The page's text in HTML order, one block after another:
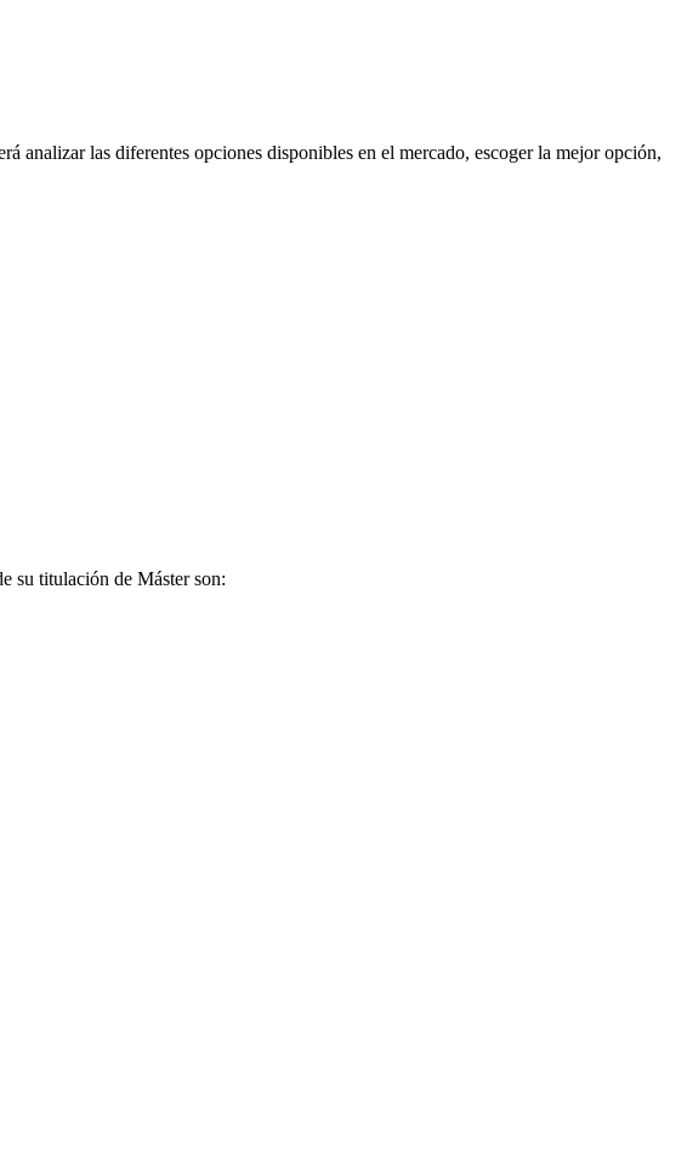
analizar las diferentes opciones disponibles en el mercado, escoger la mejor opción,
su titulación de Máster son: